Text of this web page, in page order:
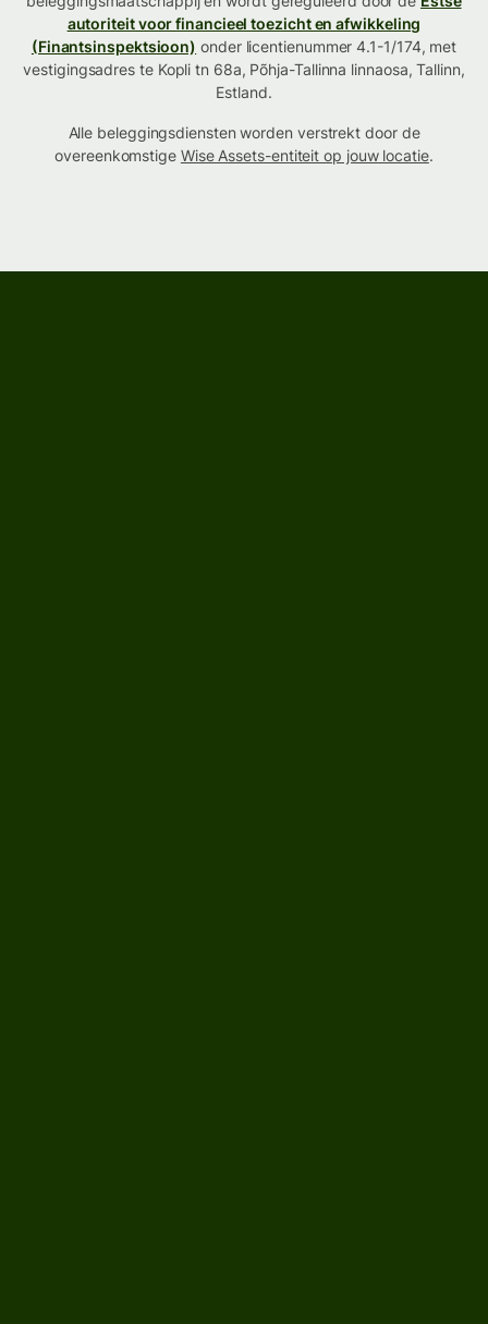
autoriteit voor financieel toezicht en afwikkeling
(Finantsinspektsioon) onder licentienummer 4.1-1/174, met
vestigingsadres te Kopli tn 68a, Põhja-Tallinna linnaosa, Tallinn,
Estland.
Alle beleggingsdiensten worden verstrekt door de
overeenkomstige Wise Assets-entiteit op jouw locatie.